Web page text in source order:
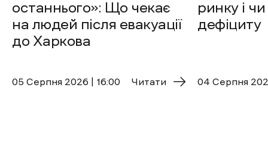
останнього»: Що чекає
на людей після евакуації
до Харкова
05 Cерпня 2026 | 16:00 Читати
ринку і
дефіциту
04 Cерпня